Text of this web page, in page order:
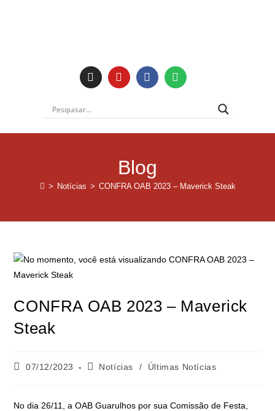
Blog
> Notícias > CONFRA OAB 2023 – Maverick Steak
CONFRA OAB 2023 – Maverick
Steak
07/12/2023 Notícias / Últimas Notícias
No dia 26/11, a OAB Guarulhos por sua Comissão de Festa,